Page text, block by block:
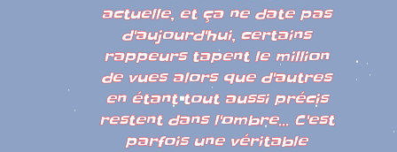
actuelle, et ça ne date pas
d'aujourd'hui, certains
rappeurs tapent le million
de vues alors que d'autres
en étant tout aussi précis
restent dans l'ombre... C'est
parfois une véritable